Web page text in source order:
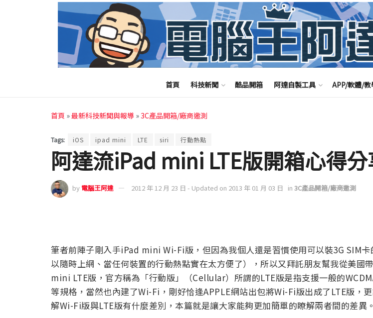
首頁 科技新聞 酷品開箱 阿達自製工具 APP/軟體/教
首頁 »最新科技新聞與報導 »3C產品開箱/廠商邀測
Tags: iOS ipad mini LTE siri 行動熱點
阿達流iPad mini LTE版開箱心得
by 電腦王阿達 2012 年 12 月 23 日 - Updated on 2013 年 01 月 03 日 in 3C產品開箱/廠商邀測
筆者前陣子剛入手iPad mini Wi-Fi版，但因為我個人還是習慣使用可以裝3G SIM卡
以隨時上網、當任何裝置的行動熱點實在太方便了），所以又拜託朋友幫我從美國
mini LTE版，官方稱為「行動版」（Cellular）所謂的LTE版是指支援一般的
等規格，當然也內建了Wi-Fi，剛好恰逢APPLE網站出包將Wi-Fi版出成了LTE版，
解Wi-Fi版與LTE版有什麼差別，本篇就是讓大家能夠更加簡單的瞭解兩者間的差異。